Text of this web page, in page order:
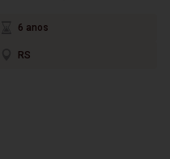
6 anos
RS